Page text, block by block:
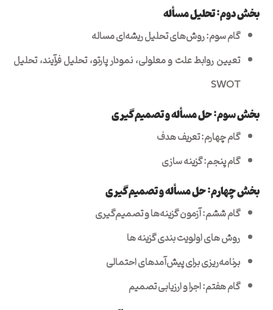
بخش دوم: تحلیل مسأله
گام سوم: روش‌های تحلیل ریشه‌ای مساله
تعیین روابط علت و معلولی، نمودار پارتو، تحلیل فرآیند، تحلیل
SWOT
بخش سوم: حل مسأله و تصمیم‌گیری
گام چهارم: تعریف هدف
گام پنجم: گزینه سازی
بخش چهارم: حل مسأله و تصمیم‌گیری
گام ششم: آزمون گزینه‌ها و تصمیم‌گیری
روش های اولویت بندی گزینه ها
برنامه‌ریزی برای پیش‌آمدهای احتمالی
گام هفتم: اجرا و ارزیابی تصمیم